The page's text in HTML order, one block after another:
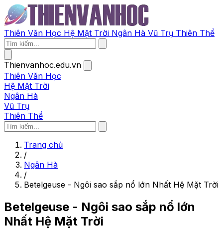
Thiên Văn Học Hệ Mặt Trời Ngân Hà Vũ Trụ Thiên Thể
Thienvanhoc.edu.vn
Thiên Văn Học
Hệ Mặt Trời
Ngân Hà
Vũ Trụ
Thiên Thể
Trang chủ
/
Ngân Hà
/
Betelgeuse - Ngôi sao sắp nổ lớn Nhất Hệ Mặt Trời
Betelgeuse - Ngôi sao sắp nổ lớn
Nhất Hệ Mặt Trời